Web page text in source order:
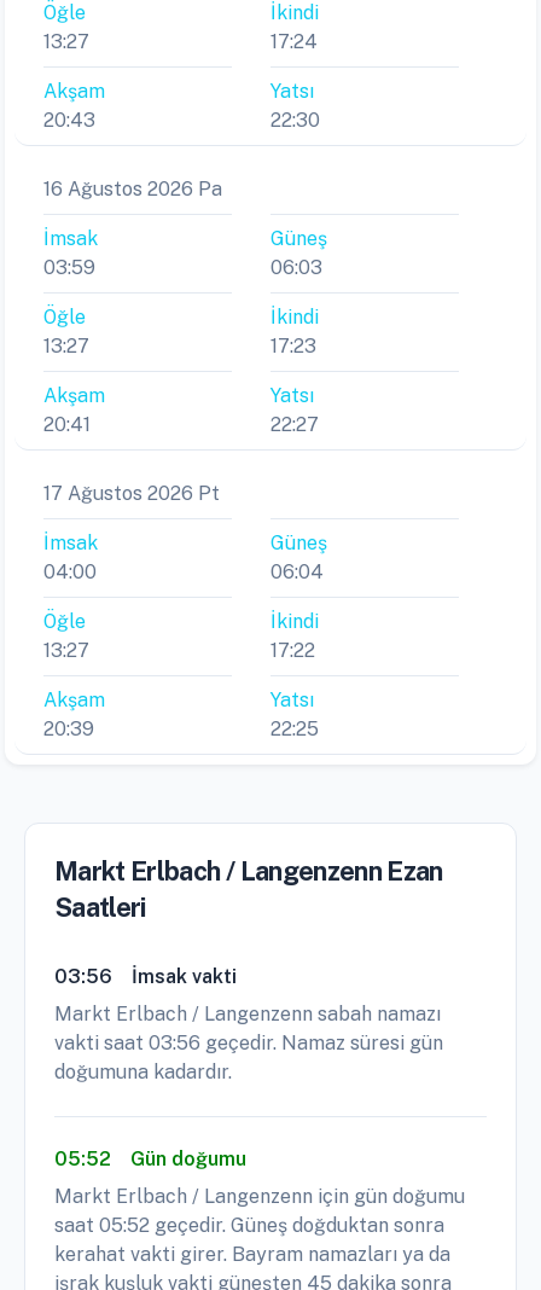
Öğle
13:27
İkindi
17:24
Akşam
20:43
Yatsı
22:30
16 Ağustos 2026 Pa
İmsak
03:59
Güneş
06:03
Öğle
13:27
İkindi
17:23
Akşam
20:41
Yatsı
22:27
17 Ağustos 2026 Pt
İmsak
04:00
Güneş
06:04
Öğle
13:27
İkindi
17:22
Akşam
20:39
Yatsı
22:25
Markt Erlbach / Langenzenn Ezan
Saatleri
03:56
İmsak vakti
Markt Erlbach / Langenzenn sabah namazı
vakti saat 03:56 geçedir. Namaz süresi gün
doğumuna kadardır.
05:52
Gün doğumu
Markt Erlbach / Langenzenn için gün doğumu
saat 05:52 geçedir. Güneş doğduktan sonra
kerahat vakti girer. Bayram namazları ya da
işrak kuşluk vakti güneşten 45 dakika sonra